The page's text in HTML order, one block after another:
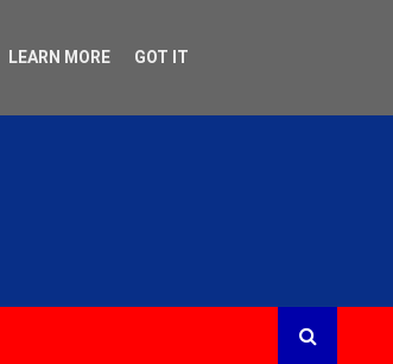
LEARN MORE GOT IT